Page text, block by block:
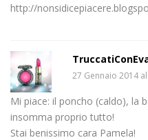
http://
27 Gennaio 2014
Mi piace: il poncho (caldo), la
insomma proprio tutto!
Stai benissimo cara Pamela!